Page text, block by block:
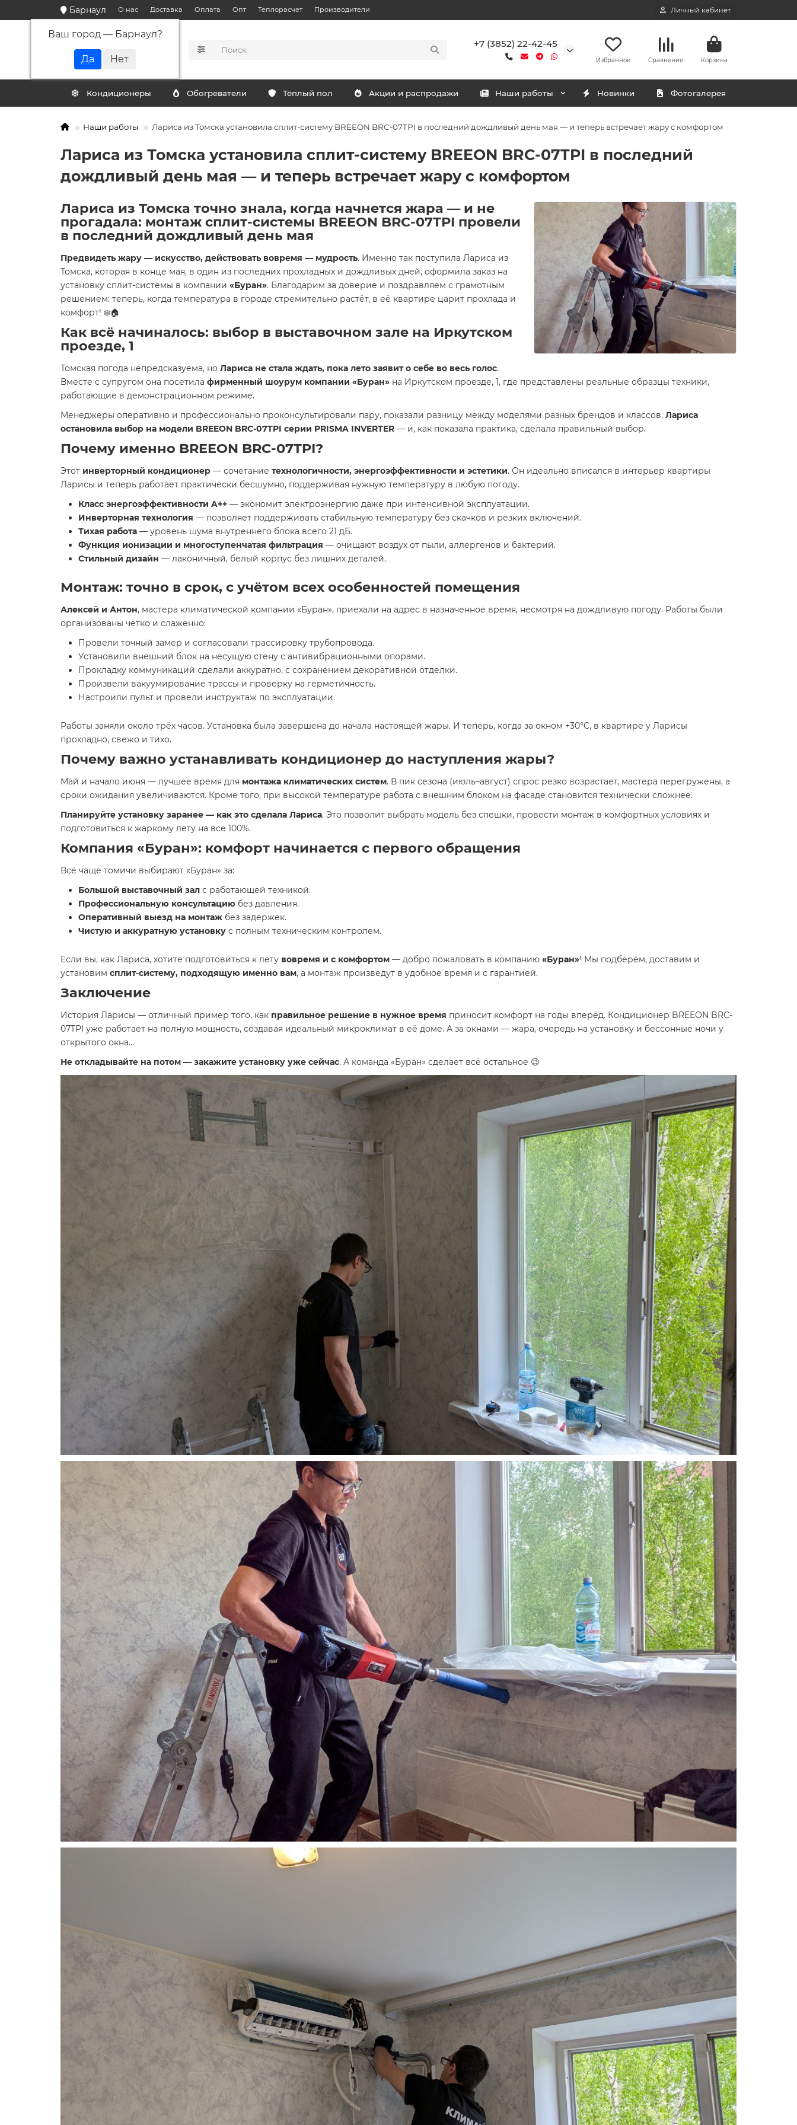
Барнаул
Ваш город — Барнаул?
О нас Доставка Оплата Опт Теплорасчет Производители Личный кабинет
+7 (3852) 22-42-45
Избранное Сравнение Корзина
Кондиционеры Обогреватели Тёплый пол Акции и распродажи Наши работы Новинки Фотогалерея
Наши работы Лариса из Томска установила сплит-систему BREEON BRC-07TPI в последний дождливый день мая — и теперь встречает жару с комфортом
Лариса из Томска установила сплит-систему BREEON BRC-07TPI в последний
дождливый день мая — и теперь встречает жару с комфортом
Лариса из Томска точно знала, когда начнется жара — и не
прогадала: монтаж сплит-системы BREEON BRC-07TPI провели
в последний дождливый день мая
Предвидеть жару — искусство, действовать вовремя — мудрость. Именно так поступила Лариса из
Томска, которая в конце мая, в один из последних прохладных и дождливых дней, оформила заказ на
установку сплит-системы в компании «Буран». Благодарим за доверие и поздравляем с грамотным
решением: теперь, когда температура в городе стремительно растёт, в её квартире царит прохлада и
комфорт! ❄️🏠
Как всё начиналось: выбор в выставочном зале на Иркутском
проезде, 1
Томская погода непредсказуема, но Лариса не стала ждать, пока лето заявит о себе во весь голос.
Вместе с супругом она посетила фирменный шоурум компании «Буран» на Иркутском проезде, 1, где представлены реальные образцы техники,
работающие в демонстрационном режиме.
Менеджеры оперативно и профессионально проконсультировали пару, показали разницу между моделями разных брендов и классов. Лариса
остановила выбор на модели BREEON BRC-07TPI серии PRISMA INVERTER — и, как показала практика, сделала правильный выбор.
Почему именно BREEON BRC-07TPI?
Этот инверторный кондиционер — сочетание технологичности, энергоэффективности и эстетики. Он идеально вписался в интерьер квартиры
Ларисы и теперь работает практически бесшумно, поддерживая нужную температуру в любую погоду.
Класс энергоэффективности A++ — экономит электроэнергию даже при интенсивной эксплуатации.
Инверторная технология — позволяет поддерживать стабильную температуру без скачков и резких включений.
Тихая работа — уровень шума внутреннего блока всего 21 дБ.
Функция ионизации и многоступенчатая фильтрация — очищают воздух от пыли, аллергенов и бактерий.
Стильный дизайн — лаконичный, белый корпус без лишних деталей.
Монтаж: точно в срок, с учётом всех особенностей помещения
Алексей и Антон, мастера климатической компании «Буран», приехали на адрес в назначенное время, несмотря на дождливую погоду. Работы были
организованы чётко и слаженно:
Провели точный замер и согласовали трассировку трубопровода.
Установили внешний блок на несущую стену с антивибрационными опорами.
Прокладку коммуникаций сделали аккуратно, с сохранением декоративной отделки.
Произвели вакуумирование трассы и проверку на герметичность.
Настроили пульт и провели инструктаж по эксплуатации.
Работы заняли около трёх часов. Установка была завершена до начала настоящей жары. И теперь, когда за окном +30°C, в квартире у Ларисы
прохладно, свежо и тихо.
Почему важно устанавливать кондиционер до наступления жары?
Май и начало июня — лучшее время для монтажа климатических систем. В пик сезона (июль–август) спрос резко возрастает, мастера перегружены, а
сроки ожидания увеличиваются. Кроме того, при высокой температуре работа с внешним блоком на фасаде становится технически сложнее.
Планируйте установку заранее — как это сделала Лариса. Это позволит выбрать модель без спешки, провести монтаж в комфортных условиях и
подготовиться к жаркому лету на все 100%.
Компания «Буран»: комфорт начинается с первого обращения
Всё чаще томичи выбирают «Буран» за:
Большой выставочный зал с работающей техникой.
Профессиональную консультацию без давления.
Оперативный выезд на монтаж без задержек.
Чистую и аккуратную установку с полным техническим контролем.
Если вы, как Лариса, хотите подготовиться к лету вовремя и с комфортом — добро пожаловать в компанию «Буран»! Мы подберём, доставим и
установим сплит-систему, подходящую именно вам, а монтаж произведут в удобное время и с гарантией.
Заключение
История Ларисы — отличный пример того, как правильное решение в нужное время приносит комфорт на годы вперёд. Кондиционер BREEON BRC-
07TPI уже работает на полную мощность, создавая идеальный микроклимат в её доме. А за окнами — жара, очередь на установку и бессонные ночи у
открытого окна…
Не откладывайте на потом — закажите установку уже сейчас. А команда «Буран» сделает всё остальное 😉